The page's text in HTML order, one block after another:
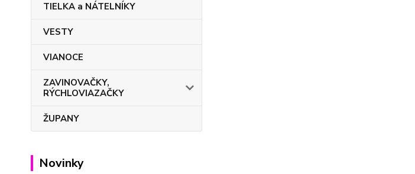
TIELKA a NÁTELNÍKY
VESTY
VIANOCE
ZAVINOVAČKY,
RÝCHLOVIAZAČKY
ŽUPANY
Novinky